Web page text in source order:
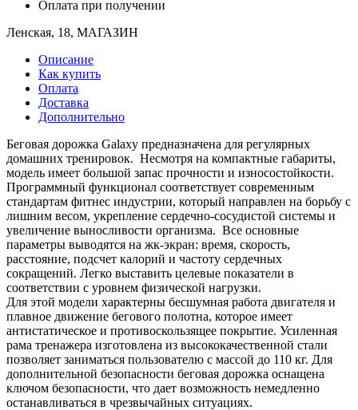
Оплата при получении
Ленская, 18, МАГАЗИН
Описание
Как купить
Оплата
Доставка
Дополнительно
Беговая дорожка Galaxy предназначена для регулярных
домашних тренировок. Несмотря на компактные габариты,
модель имеет большой запас прочности и износостойкости.
Программный функционал соответствует современным
стандартам фитнес индустрии, который направлен на борьбу с
лишним весом, укрепление сердечно-сосудистой системы и
увеличение выносливости организма. Все основные
параметры выводятся на жк-экран: время, скорость,
расстояние, подсчет калорий и частоту сердечных
сокращений. Легко выставить целевые показатели в
соответствии с уровнем физической нагрузки.
Для этой модели характерны бесшумная работа двигателя и
плавное движение бегового полотна, которое имеет
антистатическое и противоскользящее покрытие. Усиленная
рама тренажера изготовлена из высококачественной стали
позволяет заниматься пользователю с массой до 110 кг. Для
дополнительной безопасности беговая дорожка оснащена
ключом безопасности, что дает возможность немедленно
останавливаться в чрезвычайных ситуациях.